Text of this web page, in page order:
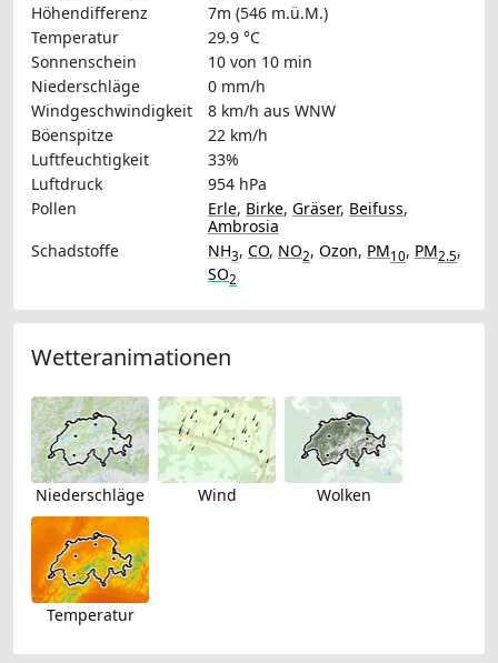
Höhendifferenz
7m (546 m.ü.M.)
Temperatur
29.9 °C
Sonnenschein
10 von 10 min
Niederschläge
0 mm/h
Windgeschwindigkeit
8 km/h aus WNW
Böenspitze
22 km/h
Luftfeuchtigkeit
33%
Luftdruck
954 hPa
Pollen
Erle, Birke, Gräser, Beifuss,
Ambrosia
Schadstoffe
NH3, CO, NO2, Ozon, PM10, PM2.5,
SO2
Wetteranimationen
Niederschläge Wind Wolken
Temperatur